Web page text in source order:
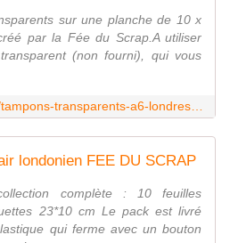
sur une planche de 10 x
par la Fée du Scrap.A utiliser
(non fourni), qui vous
londonien FEE DU SCRAP
complète : 10 feuilles
23*10 cm Le pack est livré
qui ferme avec un bouton